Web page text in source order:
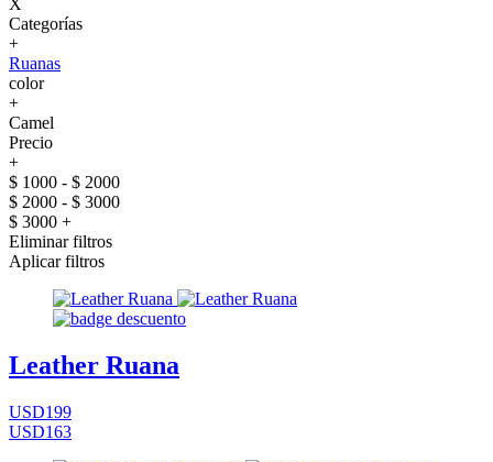
X
Categorías
+
Ruanas
color
+
Camel
Precio
+
$ 1000 - $ 2000
$ 2000 - $ 3000
$ 3000 +
Eliminar filtros
Aplicar filtros
Leather Ruana
USD199
USD163